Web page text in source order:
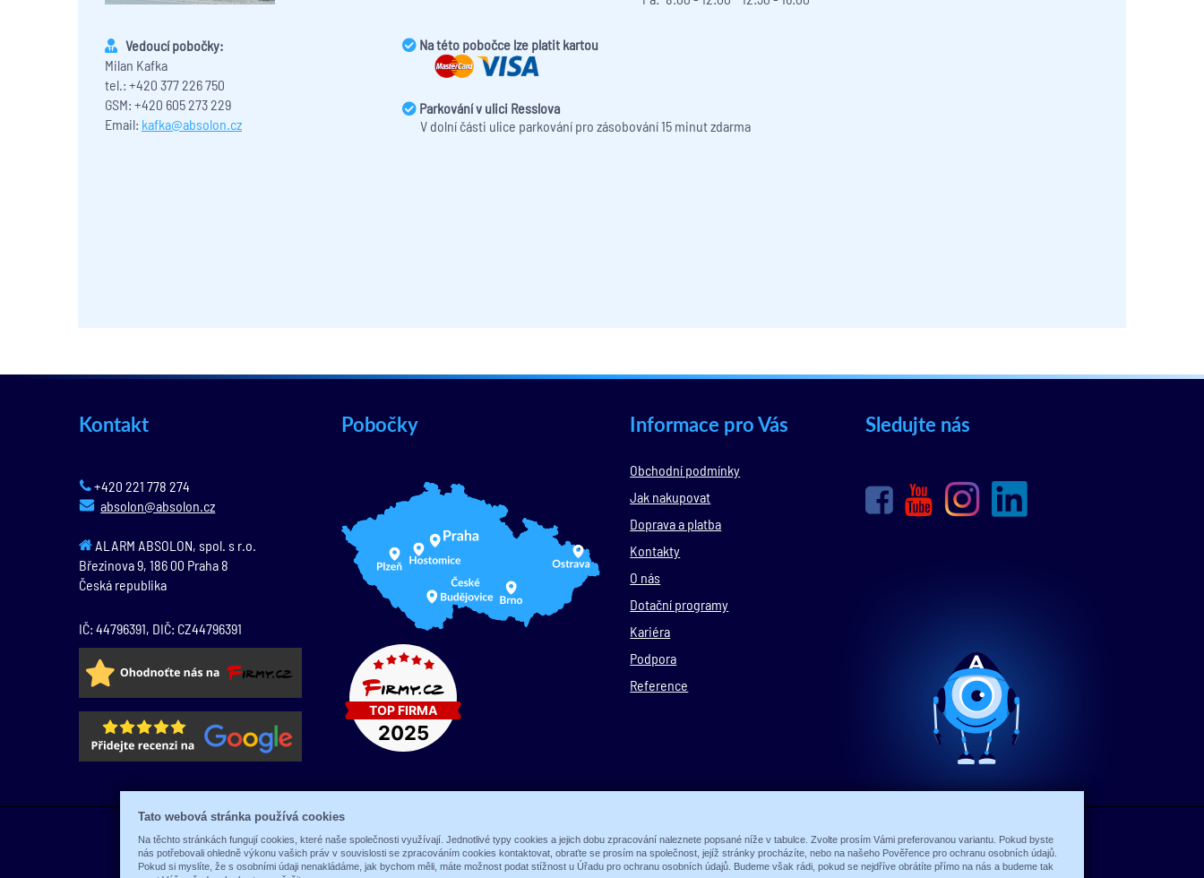
Vedoucí pobočky:
Milan Kafka
tel.: +420 377 226 750
GSM: +420 605 273 229
Email: kafka@absolon.cz
Na této pobočce lze platit kartou
Parkování v ulici Resslova
V dolní části ulice parkování pro zásobování 15 minut zdarma
Kontakt
+420 221 778 274
absolon@absolon.cz
ALARM ABSOLON, spol. s r.o.
Březinova 9,186 00 Praha 8
Česká republika
IČ: 44796391, DIČ: CZ44796391
Pobočky Informace pro Vás
Obchodní podmínky
Jak nakupovat
Doprava a platba
Kontakty
O nás
Dotační programy
Kariéra
Podpora
Reference
Sledujte nás
© 1989 - 2026 ALARM ABSOLON, spol. s.r.o.
Sun-shop-tvorba eshopů
Tato webová stránka používá cookies
Na těchto stránkách fungují cookies, které naše společnosti využívají. Jednotlivé typy cookies a jejich dobu zpracování naleznete popsané níže v tabulce. Zvolte prosím Vámi preferovanou variantu. Pokud byste
nás potřebovali ohledně výkonu vašich práv v souvislosti se zpracováním cookies kontaktovat, obraťte se prosím na společnost, jejíž stránky procházíte, nebo na našeho Pověřence pro ochranu osobních údajů.
Pokud si myslíte, že s osobními údaji nenakládáme, jak bychom měli, máte možnost podat stížnost u Úřadu pro ochranu osobních údajů. Budeme však rádi, pokud se nejdříve obrátíte přímo na nás a budeme tak